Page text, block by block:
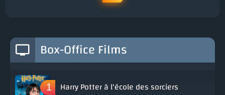
Box-Office Films
Harry Potter à l'école des sorciers